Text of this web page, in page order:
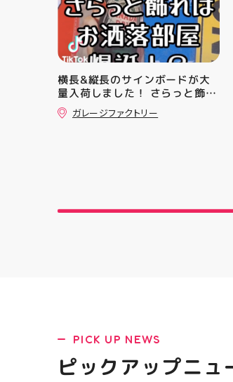
横長&縦長のサインボードが大
量入荷しました！ さらっと飾れ
ばあっという間にお洒落空間爆
誕️‍️‍️‍ ナンバープレートやブリキ看
ガレージファクトリー
PICK UP NEWS
ピックアップニュ